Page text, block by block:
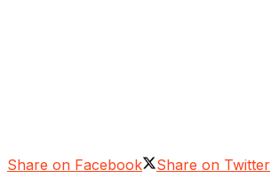
Share on Facebook
Share on Twitter